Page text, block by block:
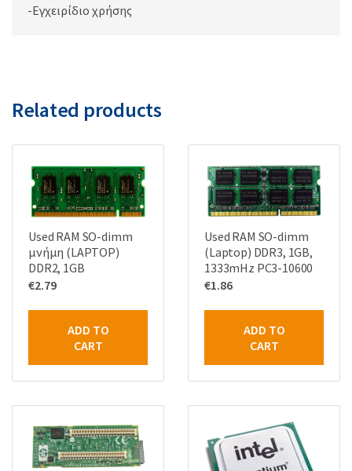
-Εγχειρίδιο χρήσης
Related products
Used RAM SO-dimm
μνήμη (LAPTOP)
DDR2, 1GB
€2.79
ADD TO
CART
Used RAM SO-dimm
(Laptop) DDR3, 1GB,
1333mHz PC3-10600
€1.86
ADD TO
CART